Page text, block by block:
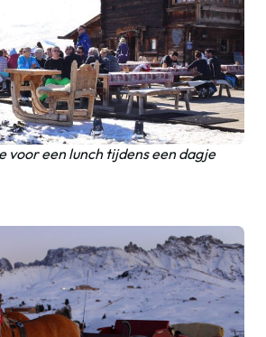
voor een lunch tijdens een dagje